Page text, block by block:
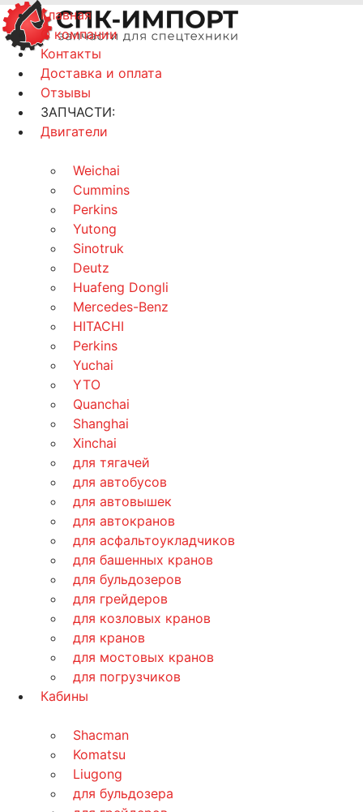
Главная
О компании
Контакты
Доставка и оплата
Отзывы
ЗАПЧАСТИ:
Двигатели
Weichai
Cummins
Perkins
Yutong
Sinotruk
Deutz
Huafeng Dongli
Mercedes-Benz
HITACHI
Perkins
Yuchai
YTO
Quanchai
Shanghai
Xinchai
для тягачей
для автобусов
для автовышек
для автокранов
для асфальтоукладчиков
для башенных кранов
для бульдозеров
для грейдеров
для козловых кранов
для кранов
для мостовых кранов
для погрузчиков
Кабины
Shacman
Komatsu
Liugong
для бульдозера